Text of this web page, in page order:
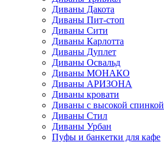
Диваны Дакота
Диваны Пит-стоп
Диваны Сити
Диваны Карлотта
Диваны Дуплет
Диваны Освальд
Диваны МОНАКО
Диваны АРИЗОНА
Диваны кровати
Диваны с высокой спинкой
Диваны Стил
Диваны Урбан
Пуфы и банкетки для кафе